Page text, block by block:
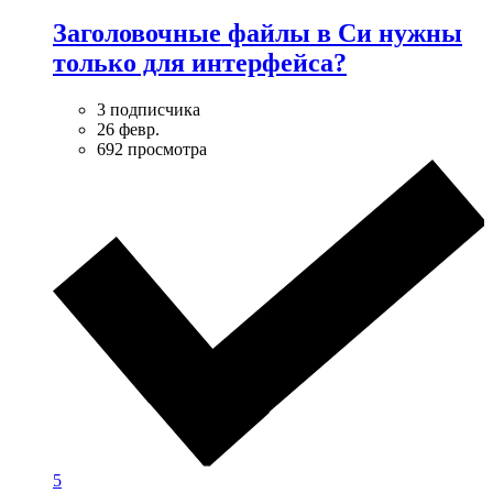
Заголовочные файлы в Си нужны
только для интерфейса?
3 подписчика
26 февр.
692 просмотра
5